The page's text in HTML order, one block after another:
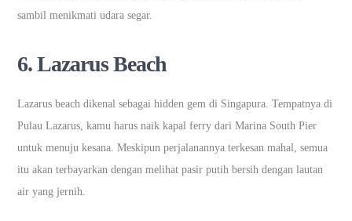
sambil menikmati udara segar.
6.Lazarus Beach
Lazarus beach dikenal sebagai hidden gem di Singapura. Tempatnya di
Pulau Lazarus, kamu harus naik kapal ferry dari Marina South Pier
untuk menuju kesana. Meskipun perjalanannya terkesan mahal, semua
itu akan terbayarkan dengan melihat pasir putih bersih dengan lautan
air yang jernih.